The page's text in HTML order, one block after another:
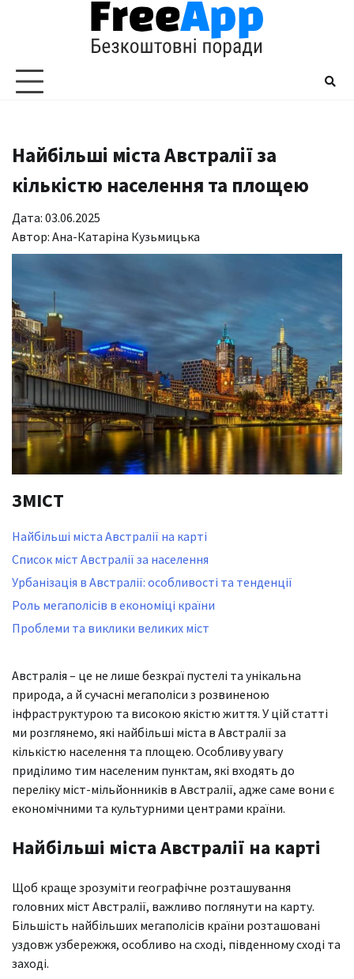
Найбільші міста Австралії за
кількістю населення та площею
Дата: 03.06.2025
Автор: Ана-Катаріна Кузьмицька
ЗМІСТ
Найбільші міста Австралії на карті
Список міст Австралії за населення
Урбанізація в Австралії: особливості та тенденції
Роль мегаполісів в економіці країни
Проблеми та виклики великих міст
Австралія – це не лише безкраї пустелі та унікальна
природа, а й сучасні мегаполіси з розвиненою
інфраструктурою та високою якістю життя. У цій статті
ми розглянемо, які найбільші міста в Австралії за
кількістю населення та площею. Особливу увагу
приділимо тим населеним пунктам, які входять до
переліку міст-мільйонників в Австралії, адже саме вони є
економічними та культурними центрами країни.
Найбільші міста Австралії на карті
Щоб краще зрозуміти географічне розташування
головних міст Австралії, важливо поглянути на карту.
Більшість найбільших мегаполісів країни розташовані
уздовж узбережжя, особливо на сході, південному сході та
заході.